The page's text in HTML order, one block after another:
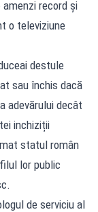
record și
o televiziune
destule
sau închis dacă
adevărului decât
inchiziții
statul român
lor public
de serviciu al